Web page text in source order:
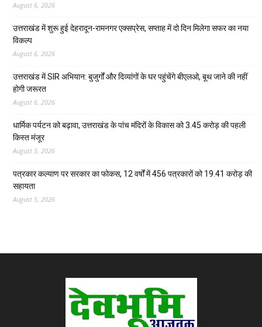
August 6, 2026
उत्तराखंड में शुरू हुई देहरादून-रामनगर एक्सप्रेस, सप्ताह में दो दिन मिलेगा सफर का नया
विकल्प
August 6, 2026
उत्तराखंड में SIR अभियान: बुजुर्गों और दिव्यांगों के घर पहुंचेंगे बीएलओ, बूथ जाने की नहीं
होगी जरूरत
August 6, 2026
धार्मिक पर्यटन को बढ़ावा, उत्तराखंड के पांच मंदिरों के विकास को 3.45 करोड़ की पहली
किस्त मंजूर
August 5, 2026
पत्रकार कल्याण पर सरकार का फोकस, 12 वर्षों में 456 पत्रकारों को 19.41 करोड़ की
सहायता
August 5, 2026